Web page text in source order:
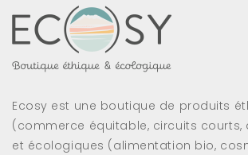
Ecosy est une boutique de produits
(commerce équitable, circuits
et écologiques (alimentation bio,